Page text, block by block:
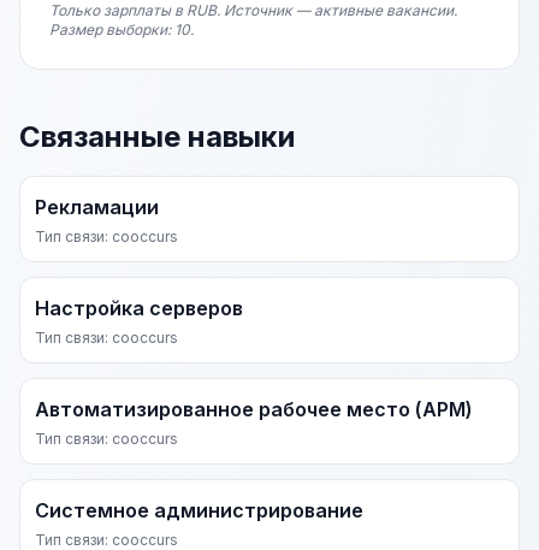
Только зарплаты в RUB. Источник — активные вакансии.
Размер выборки: 10.
Связанные навыки
Рекламации
Тип связи: cooccurs
Настройка серверов
Тип связи: cooccurs
Автоматизированное рабочее место (АРМ)
Тип связи: cooccurs
Системное администрирование
Тип связи: cooccurs